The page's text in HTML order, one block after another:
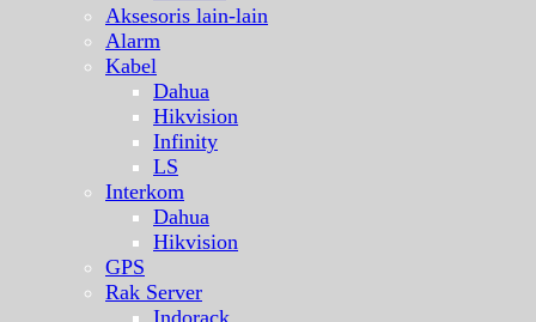
Aksesoris lain-lain
Alarm
Kabel
Dahua
Hikvision
Infinity
LS
Interkom
Dahua
Hikvision
GPS
Rak Server
Indorack